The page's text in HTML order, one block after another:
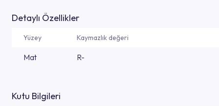
Detaylı Özellikler
Yüzey Kaymazlık değeri
Mat R-
Kutu Bilgileri